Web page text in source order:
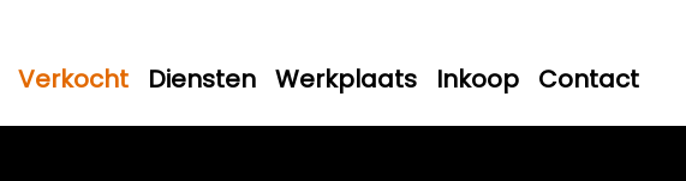
Verkocht Diensten Werkplaats Inkoop Contact